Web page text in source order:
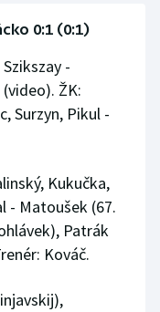
0:1 (0:1)
-
ŽK:
Surzyn, Pikul -
Kukučka,
- Matoušek (67.
Patrák
Kováč.